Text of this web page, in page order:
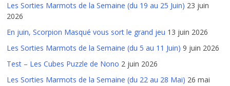
Les Sorties Marmots de la Semaine (du 19 au 25 Juin) 23 juin
2026
En juin, Scorpion Masqué vous sort le grand jeu 13 juin 2026
Les Sorties Marmots de la Semaine (du 5 au 11 Juin) 9 juin 2026
Test – Les Cubes Puzzle de Nono 2 juin 2026
Les Sorties Marmots de la Semaine (du 22 au 28 Mai) 26 mai